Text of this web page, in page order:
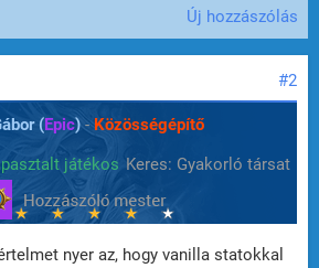
Új hozzászólás
#2
(Epic)- Közösségépítő
játékos Keres: Gyakorló társat
nyer az, hogy vanilla statokkal